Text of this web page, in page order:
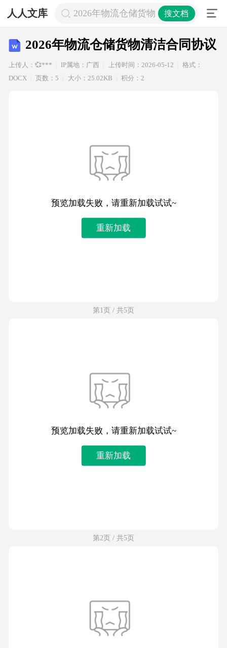
人人文库 2026年物流仓储货物清洁合同协议
搜文档
2026年物流仓储货物清洁合同协议
上传人：💞*** IP属地：广西 上传时间：2026-05-12
格式：
DOCX
页数：5 大小：25.02KB 积分：2
预览加载失败，请重新加载试试~
重新加载
第1页 / 共5页
预览加载失败，请重新加载试试~
重新加载
第2页 / 共5页